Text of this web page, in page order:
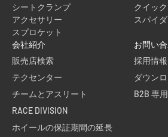
シートクランプ
クイッ
アクセサリー
スパイ
スプロケット
会社紹介
販売店検索
テクセンター
チームとアスリート
RACE DIVISION
ホイールの保証期間の延長
お問い
採用情報
ダウン
B2B 専